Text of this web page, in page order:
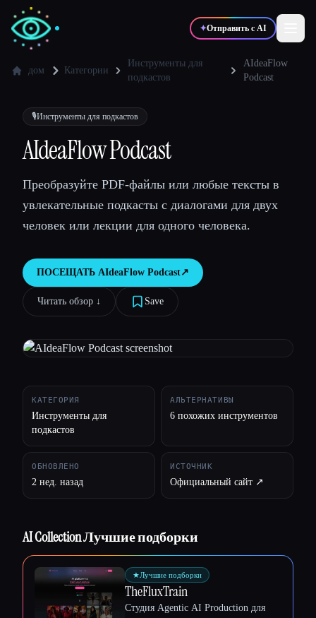
✦Отправить с AI
💻Разработчики
🎓Студенты 🎬Креаторы
Блог
Сравнить инструменты
Все категории
дом Категории
Инструменты для
подкастов
AIdeaFlow
Podcast
🎙️Инструменты для подкастов
AIdeaFlow Podcast
Преобразуйте PDF-файлы или любые тексты в
увлекательные подкасты с диалогами для двух
человек или лекции для одного человека.
ПОСЕЩАТЬ AIdeaFlow Podcast↗︎
Читать обзор ↓︎ Save
КАТЕГОРИЯ
Инструменты для
подкастов
АЛЬТЕРНАТИВЫ
6 похожих инструментов
ОБНОВЛЕНО
2 нед. назад
ИСТОЧНИК
Официальный сайт ↗︎
AI Collection Лучшие подборки
★Лучшие подборки
TheFluxTrain
Студия Agentic AI Production для